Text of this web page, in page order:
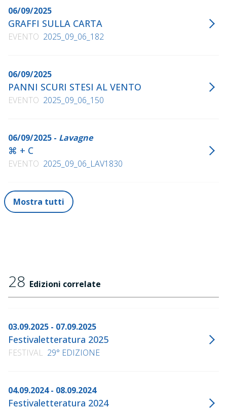
06/09/2025
GRAFFI SULLA CARTA
EVENTO 2025_09_06_182
06/09/2025
PANNI SCURI STESI AL VENTO
EVENTO 2025_09_06_150
06/09/2025 - Lavagne
⌘ + C
EVENTO 2025_09_06_LAV1830
Mostra tutti
28 Edizioni correlate
03.09.2025 - 07.09.2025
Festivaletteratura 2025
FESTIVAL 29° EDIZIONE
04.09.2024 - 08.09.2024
Festivaletteratura 2024